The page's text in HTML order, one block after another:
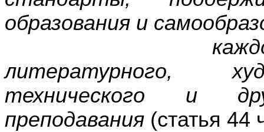
образования и
литературного,
технического и
преподавания (статья 44